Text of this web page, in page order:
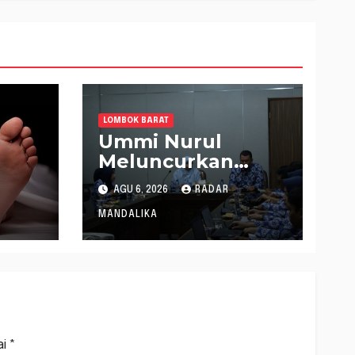
LOMBOK BARAT
Ummi Nurul
Meluncurkan
Gerakan
Menanam Cabai
Tangani Inflasi
AGU 6, 2026 RADAR
MANDALIKA
*